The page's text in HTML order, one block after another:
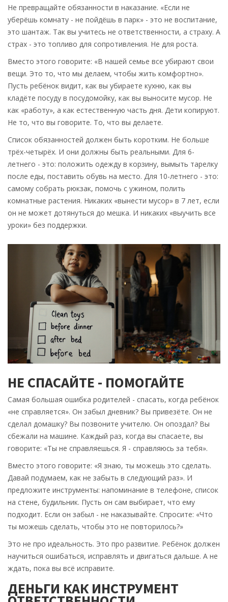
Не превращайте обязанности в наказание. «Если не
уберёшь комнату - не пойдёшь в парк» - это не воспитание,
это шантаж. Так вы учитесь не ответственности, а страху. А
страх - это топливо для сопротивления. Не для роста.
Вместо этого говорите: «В нашей семье все убирают свои
вещи. Это то, что мы делаем, чтобы жить комфортно».
Пусть ребёнок видит, как вы убираете кухню, как вы
кладёте посуду в посудомойку, как вы выносите мусор. Не
как «работу», а как естественную часть дня. Дети копируют.
Не то, что вы говорите. То, что вы делаете.
Список обязанностей должен быть коротким. Не больше
трёх-четырёх. И они должны быть реальными. Для 6-
летнего - это: положить одежду в корзину, вымыть тарелку
после еды, поставить обувь на место. Для 10-летнего - это:
самому собрать рюкзак, помочь с ужином, полить
комнатные растения. Никаких «вынести мусор» в 7 лет, если
он не может дотянуться до мешка. И никаких «выучить все
уроки» без поддержки.
НЕ СПАСАЙТЕ - ПОМОГАЙТЕ
Самая большая ошибка родителей - спасать, когда ребёнок
«не справляется». Он забыл дневник? Вы привезёте. Он не
сделал домашку? Вы позвоните учителю. Он опоздал? Вы
сбежали на машине. Каждый раз, когда вы спасаете, вы
говорите: «Ты не справляешься. Я - справляюсь за тебя».
Вместо этого говорите: «Я знаю, ты можешь это сделать.
Давай подумаем, как не забыть в следующий раз». И
предложите инструменты: напоминание в телефоне, список
на стене, будильник. Пусть он сам выбирает, что ему
подходит. Если он забыл - не наказывайте. Спросите: «Что
ты можешь сделать, чтобы это не повторилось?»
Это не про идеальность. Это про развитие. Ребёнок должен
научиться ошибаться, исправлять и двигаться дальше. А не
ждать, пока вы всё исправите.
ДЕНЬГИ КАК ИНСТРУМЕНТ